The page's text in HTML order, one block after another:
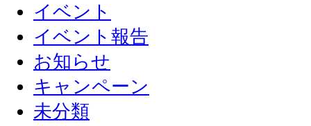
イベント
イベント報告
お知らせ
キャンペーン
未分類